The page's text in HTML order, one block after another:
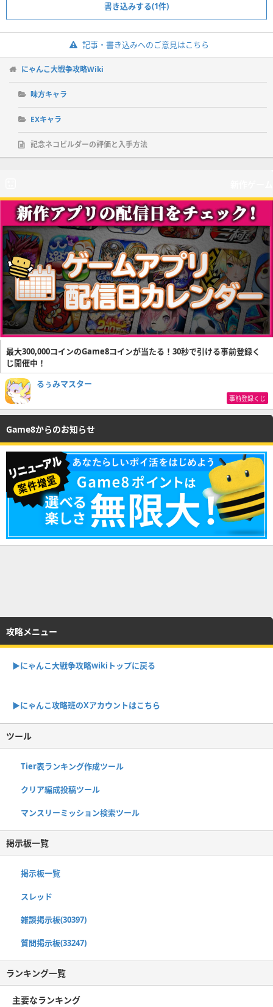
書き込みする(1件)
記事・書き込みへのご意見はこちら
にゃんこ大戦争攻略Wiki
味方キャラ
EXキャラ
記念ネコビルダーの評価と入手方法
最大300,000コインのGame8コインが当たる！30秒で引ける事前登録く
じ開催中！
るぅみマスター
事前登録くじ
Game8からのお知らせ
攻略メニュー
▶︎にゃんこ大戦争攻略wikiトップに戻る
▶︎にゃんこ攻略班のXアカウントはこちら
ツール
Tier表ランキング作成ツール
クリア編成投稿ツール
マンスリーミッション検索ツール
掲示板一覧
掲示板一覧
スレッド
雑談掲示板(30397)
質問掲示板(33247)
ランキング一覧
主要なランキング